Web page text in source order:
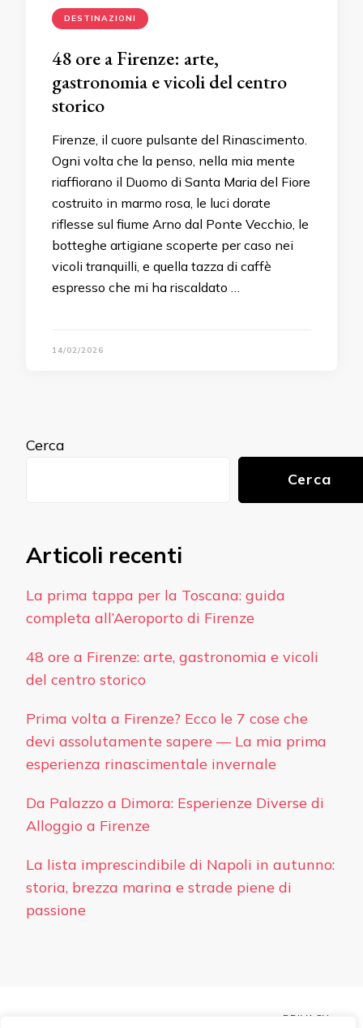
DESTINAZIONI
48 ore a Firenze: arte,
gastronomia e vicoli del centro
storico
Firenze, il cuore pulsante del Rinascimento.
Ogni volta che la penso, nella mia mente
riaffiorano il Duomo di Santa Maria del Fiore
costruito in marmo rosa, le luci dorate
riflesse sul fiume Arno dal Ponte Vecchio, le
botteghe artigiane scoperte per caso nei
vicoli tranquilli, e quella tazza di caffè
espresso che mi ha riscaldato …
14/02/2026
Cerca
Cerca
Articoli recenti
La prima tappa per la Toscana: guida
completa all’Aeroporto di Firenze
48 ore a Firenze: arte, gastronomia e vicoli
del centro storico
Prima volta a Firenze? Ecco le 7 cose che
devi assolutamente sapere — La mia prima
esperienza rinascimentale invernale
Da Palazzo a Dimora: Esperienze Diverse di
Alloggio a Firenze
La lista imprescindibile di Napoli in autunno:
storia, brezza marina e strade piene di
passione
PRIVACY